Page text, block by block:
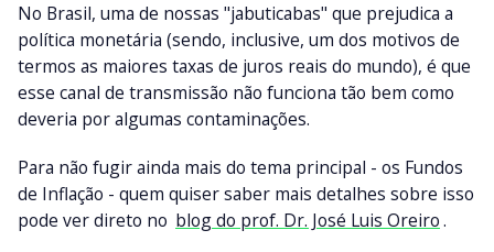
No Brasil, uma de nossas "jabuticabas" que prejudica a
política monetária (sendo, inclusive, um dos motivos de
termos as maiores taxas de juros reais do mundo), é que
esse canal de transmissão não funciona tão bem como
deveria por algumas contaminações.
Para não fugir ainda mais do tema principal - os Fundos
de Inflação - quem quiser saber mais detalhes sobre isso
pode ver direto no blog do prof. Dr. José Luis Oreiro.